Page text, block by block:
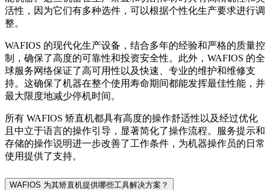
活性，因为它们有多种选件，可以根据个性化生产要求进行调
整。
WAFIOS 的现代化生产设备，结合多年的经验和严格的质量控
制，确保了高度的可靠性和投资安全性。此外，WAFIOS 的全
球服务网络保证了高可用性以及快速、专业的维护和维修支
持。这确保了机器在整个使用寿命期间都能发挥最佳性能，并
最大限度地减少停机时间。
所有 WAFIOS 矫直机都具有高度的操作舒适性以及经过优化
且中立于语言的操作引导，显著简化了操作流程。服务提示和
存储的操作说明进一步改善了工作条件，为机器操作员的日常
使用提供了支持。
WAFIOS 为其矫直机提供哪些工具解决方案？